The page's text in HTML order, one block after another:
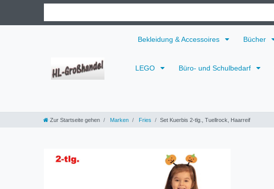
Bekleidung & Accessoires Bücher
LEGO Büro- und Schulbedarf
Zur Startseite gehen Marken Fries Set Kuerbis 2-tlg., Tuellrock, Haarreif